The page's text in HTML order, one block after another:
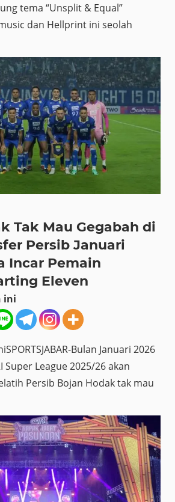
tema “Unsplit & Equal”
dan Hellprint ini seolah
Tak Mau Gegabah di
Persib Januari
Incar Pemain
Eleven
ini
Bulan Januari 2026
Super League 2025/26 akan
Persib Bojan Hodak tak mau